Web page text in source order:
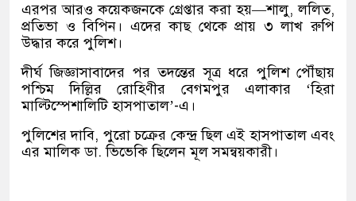
এরপর আরও কয়েকজনকে গ্রেপ্তার করা হয়—শালু, ললিত,
প্রতিভা ও বিপিন। এদের কাছ থেকে প্রায় ৩ লাখ রুপি
উদ্ধার করে পুলিশ।
দীর্ঘ জিজ্ঞাসাবাদের পর তদন্তের সূত্র ধরে পুলিশ পৌঁছায়
পশ্চিম দিল্লির রোহিণীর বেগমপুর এলাকার ‘হিরা
মাল্টিস্পেশালিটি হাসপাতাল’-এ।
পুলিশের দাবি, পুরো চক্রের কেন্দ্র ছিল এই হাসপাতাল এবং
এর মালিক ডা. ভিভেকি ছিলেন মূল সমন্বয়কারী।